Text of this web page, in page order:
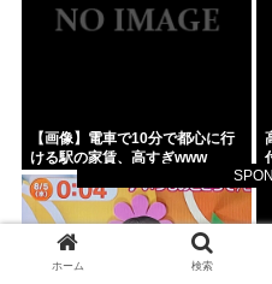
【画像】電車で10分で都心に行
ける駅の家賃、高すぎwww
ホーム 検索